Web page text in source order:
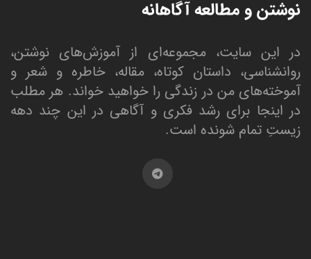
نوشتن و مطالعه آگاهانه
در این سایت، مجموعه‌ای از آموزش‌های نوشتن،
روانشناسی، داستان کوتاه، مقاله، خاطره و شعر و
آموخته‌های من در زندگی را خواهید خواند. هر مطلب
در اینجا برای رشد فکری و آگاهی در این چند دهه
زیستِ تمام شونده است.